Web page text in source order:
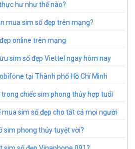
hư như thế nào?
mua sim số đẹp trên mạng?
online trên mạng
sim số đẹp Viettel ngay hôm nay
tại Thành phố Hồ Chí Minh
chiếc sim phong thủy hợp tuổi
sim số đẹp cho tất cả mọi người
sim phong thủy tuyệt vời?